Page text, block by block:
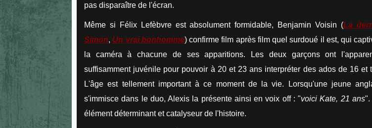
pas disparaître de l'écran.
Même si Félix Lefèbvre est absolument formidable, Benjamin Voisin (La
Simon, Un vrai bonhomme) confirme film après film quel surdoué il est, qui
la caméra à chacune de ses apparitions.
Les deux garçons ont
suffisamment juvénile pour pouvoir à 20 et 23 ans interpréter des ados de 16 et
L'âge est tellement important à ce moment de la vie. Lorsqu'une jeune
s'immisce dans le duo, Alexis la présente ainsi en voix off : "voici Kate, 21 ans".
élément déterminant et catalyseur de l'histoire.